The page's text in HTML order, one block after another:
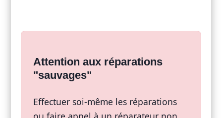
Attention aux réparations
"sauvages"
Effectuer soi-même les réparations